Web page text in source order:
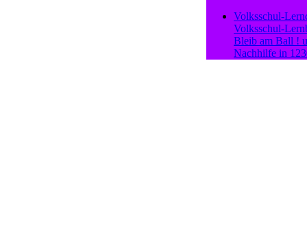
Volksschul-
Volksschul-
Bleib am Ball !
Nachhilfe in 12